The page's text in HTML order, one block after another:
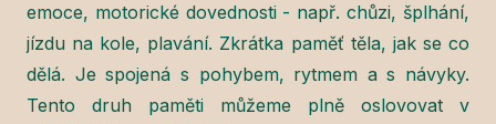
emoce, motorické dovednosti - např. chůzi, šplhání,
jízdu na kole, plavání. Zkrátka paměť těla, jak se co
dělá. Je spojená s pohybem, rytmem a s návyky.
Tento druh paměti můžeme plně oslovovat v